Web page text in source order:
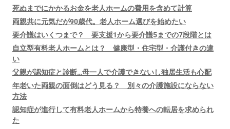
死ぬまでにかかるお金を老人ホームの費用を含めて計算
両親共に元気だが90歳代。老人ホーム選びを始めたい
要介護はいくつまで？ 要支援1から要介護5までの7段階とは
自立型有料老人ホームとは？ 健康型・住宅型・介護付きの違
い
父親が認知症と診断…母一人で介護できないし独居生活も心配
年老いた両親の面倒はどう見る？ 別々の介護施設にならない
方法
認知症が進行して有料老人ホームから特養への転居を求められ
た